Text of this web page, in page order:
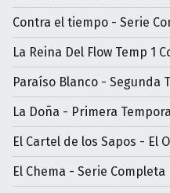
Contra el tiempo - Serie
La Reina Del Flow Temp 1
Paraíso Blanco - Segunda
La Doña - Primera
El Cartel de los Sapos - El
El Chema - Serie Completa